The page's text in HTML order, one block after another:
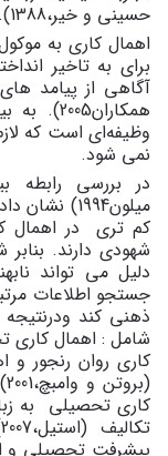
حسینی و خیر،1388).
اهمال کاری به
برای به تاخیر
آگاهی از پیامد
وظیفه‌ای است که
نمی شود.
در بررسی رابطه
میلون1994)
کم تری در اهمال
شهودی دارند.
دلیل می تواند
جستجو اطلاعات
ذهنی کند
شامل : اهمال کاری
کاری روان رنجور
کاری تحصیلی به
پیشرفت تحصیلی و